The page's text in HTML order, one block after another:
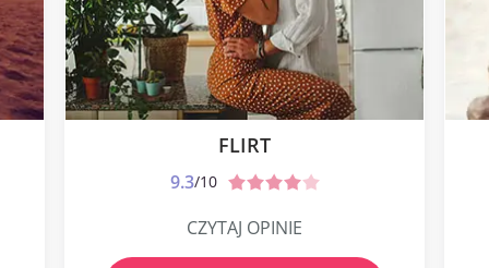
FLIRT
9.3/10
CZYTAJ OPINIE